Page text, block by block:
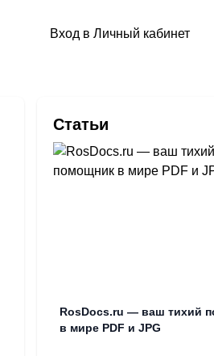
Вход в Личный кабинет
Статьи
RosDocs.ru — ваш тихий
в мире PDF и JPG